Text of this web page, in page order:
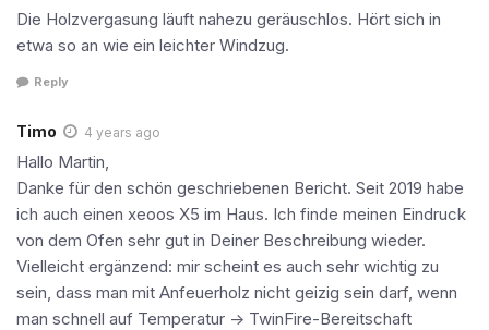
Die Holzvergasung läuft nahezu geräuschlos. Hört sich in
etwa so an wie ein leichter Windzug.
Reply
Timo 4 years ago
Hallo Martin,
Danke für den schön geschriebenen Bericht. Seit 2019 habe
ich auch einen xeoos X5 im Haus. Ich finde meinen Eindruck
von dem Ofen sehr gut in Deiner Beschreibung wieder.
Vielleicht ergänzend: mir scheint es auch sehr wichtig zu
sein, dass man mit Anfeuerholz nicht geizig sein darf, wenn
man schnell auf Temperatur -> TwinFire-Bereitschaft